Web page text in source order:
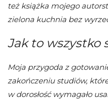
też książka mojego
zielona kuchnia bez
Jak to wszystko
Moja przygoda z
zakończeniu studiów,
w dorosłość wymagało